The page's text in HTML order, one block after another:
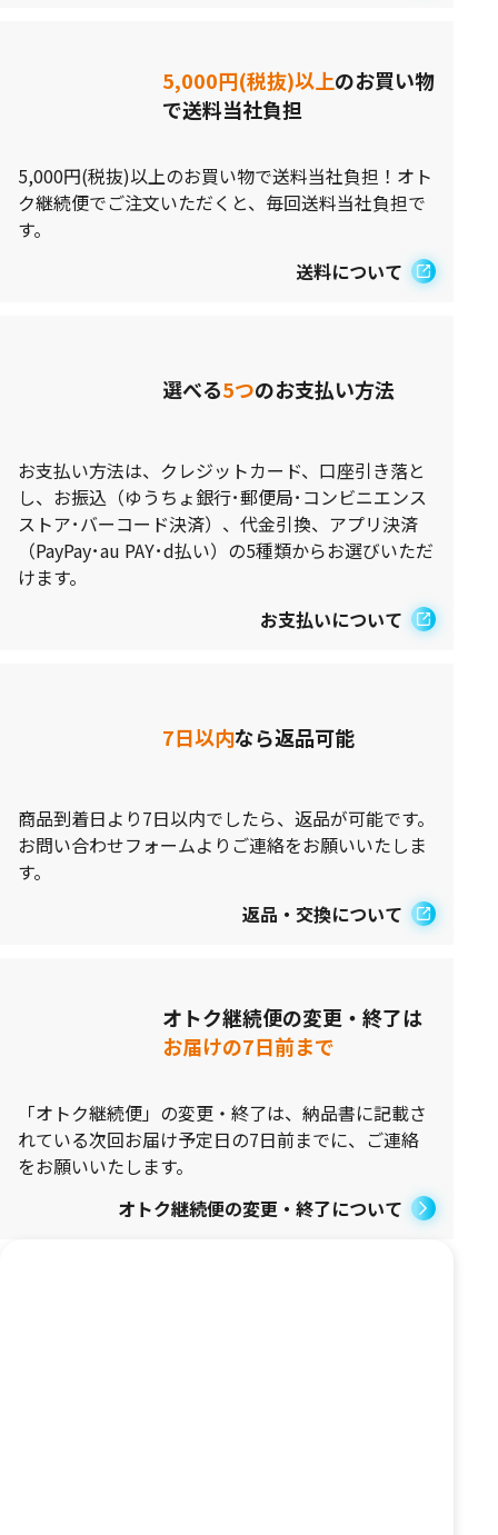
5,000円(税抜)以上のお買い物
で送料当社負担
5,000円(税抜)以上のお買い物で送料当社負担！オト
ク継続便でご注文いただくと、毎回送料当社負担で
す。
送料について
選べる5つのお支払い方法
お支払い方法は、クレジットカード、口座引き落と
し、お振込（ゆうちょ銀行･郵便局･コンビニエンス
ストア･バーコード決済）、代金引換、アプリ決済
（PayPay･au PAY･d払い）の5種類からお選びいただ
けます。
お支払いについて
7日以内なら返品可能
商品到着日より7日以内でしたら、返品が可能です。
お問い合わせフォームよりご連絡をお願いいたしま
す。
返品・交換について
オトク継続便の変更・終了は
お届けの7日前まで
「オトク継続便」の変更・終了は、納品書に記載さ
れている次回お届け予定日の7日前までに、ご連絡
をお願いいたします。
オトク継続便の変更・終了について